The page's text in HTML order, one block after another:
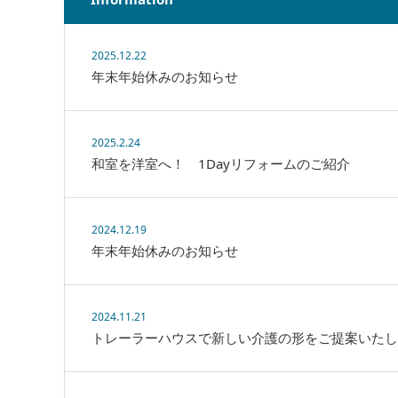
2025.12.22
年末年始休みのお知らせ
2025.2.24
和室を洋室へ！ 1Dayリフォームのご紹介
2024.12.19
年末年始休みのお知らせ
2024.11.21
トレーラーハウスで新しい介護の形をご提案いた